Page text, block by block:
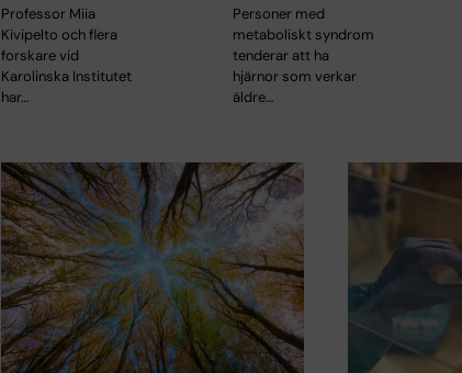
Professor Miia
Kivipelto och flera
forskare vid
Karolinska Institutet
har…
Personer med
metaboliskt syndrom
tenderar att ha
hjärnor som verkar
äldre…